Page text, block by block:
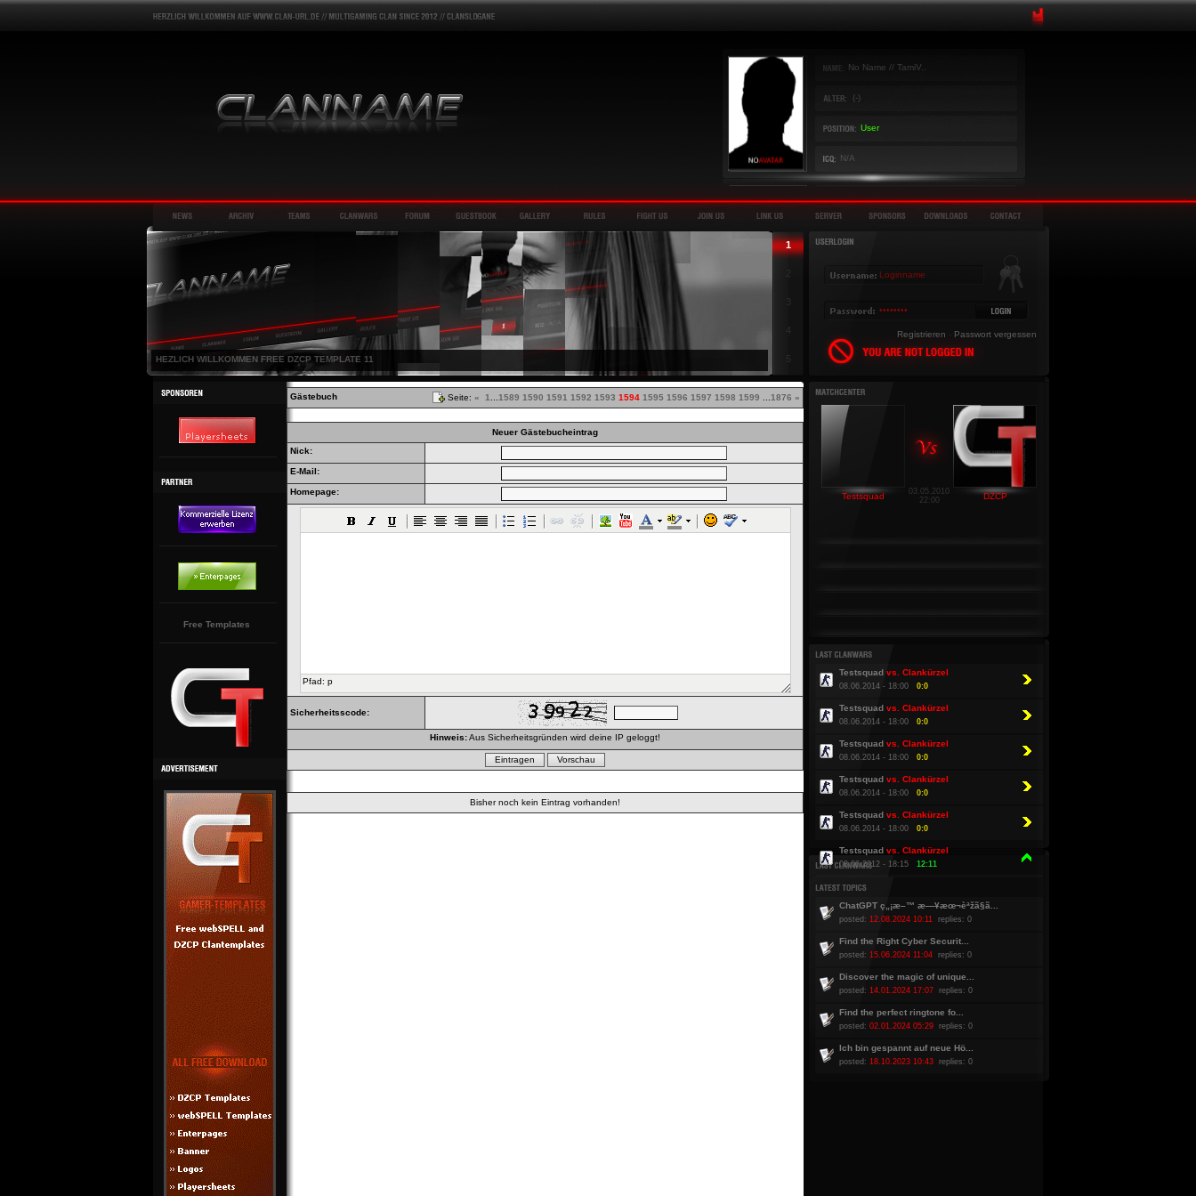
No Name // TamiV..
(-)
User
N/A
HEZLICH WILLKOMMEN FREE DZCP TEMPLATE 11
1
3
4 Registrieren Passwort vergessen
Free Templates
Gästebuch Seite: « 1 1589 1590 1591 1592 1593 1594 1595 1596 1597 1598 1599 1876 »
Neuer Gästebucheintrag
Nick:
E-Mail:
Homepage:
Pfad: p
Sicherheitsscode:
Hinweis:Aus Sicherheitsgründen wird deine IP geloggt!
Bisher noch kein Eintrag vorhanden!
Testsquad
03.05.2010
22:00
DZCP
Testsquad vs. Clankürzel
08.06.2014 - 18:00 0:0
Testsquad vs. Clankürzel
08.06.2014 - 18:00 0:0
Testsquad vs. Clankürzel
08.06.2014 - 18:00 0:0
Testsquad vs. Clankürzel
08.06.2014 - 18:00 0:0
Testsquad vs. Clankürzel
08.06.2014 - 18:00 0:0
Testsquad vs. Clankürzel
08.06.2012 - 18:15 12:11
ChatGPT ç„¡æ–™ æ—¥æœ¬èªžã§ã...
posted: 12.08.2024 10:11 replies: 0
Find the Right Cyber Securit...
posted: 15.06.2024 11:04 replies: 0
Discover the magic of unique...
posted: 14.01.2024 17:07 replies: 0
Find the perfect ringtone fo...
posted: 02.01.2024 05:29 replies: 0
Ich bin gespannt auf neue Hö...
posted: 18.10.2023 10:43 replies: 0